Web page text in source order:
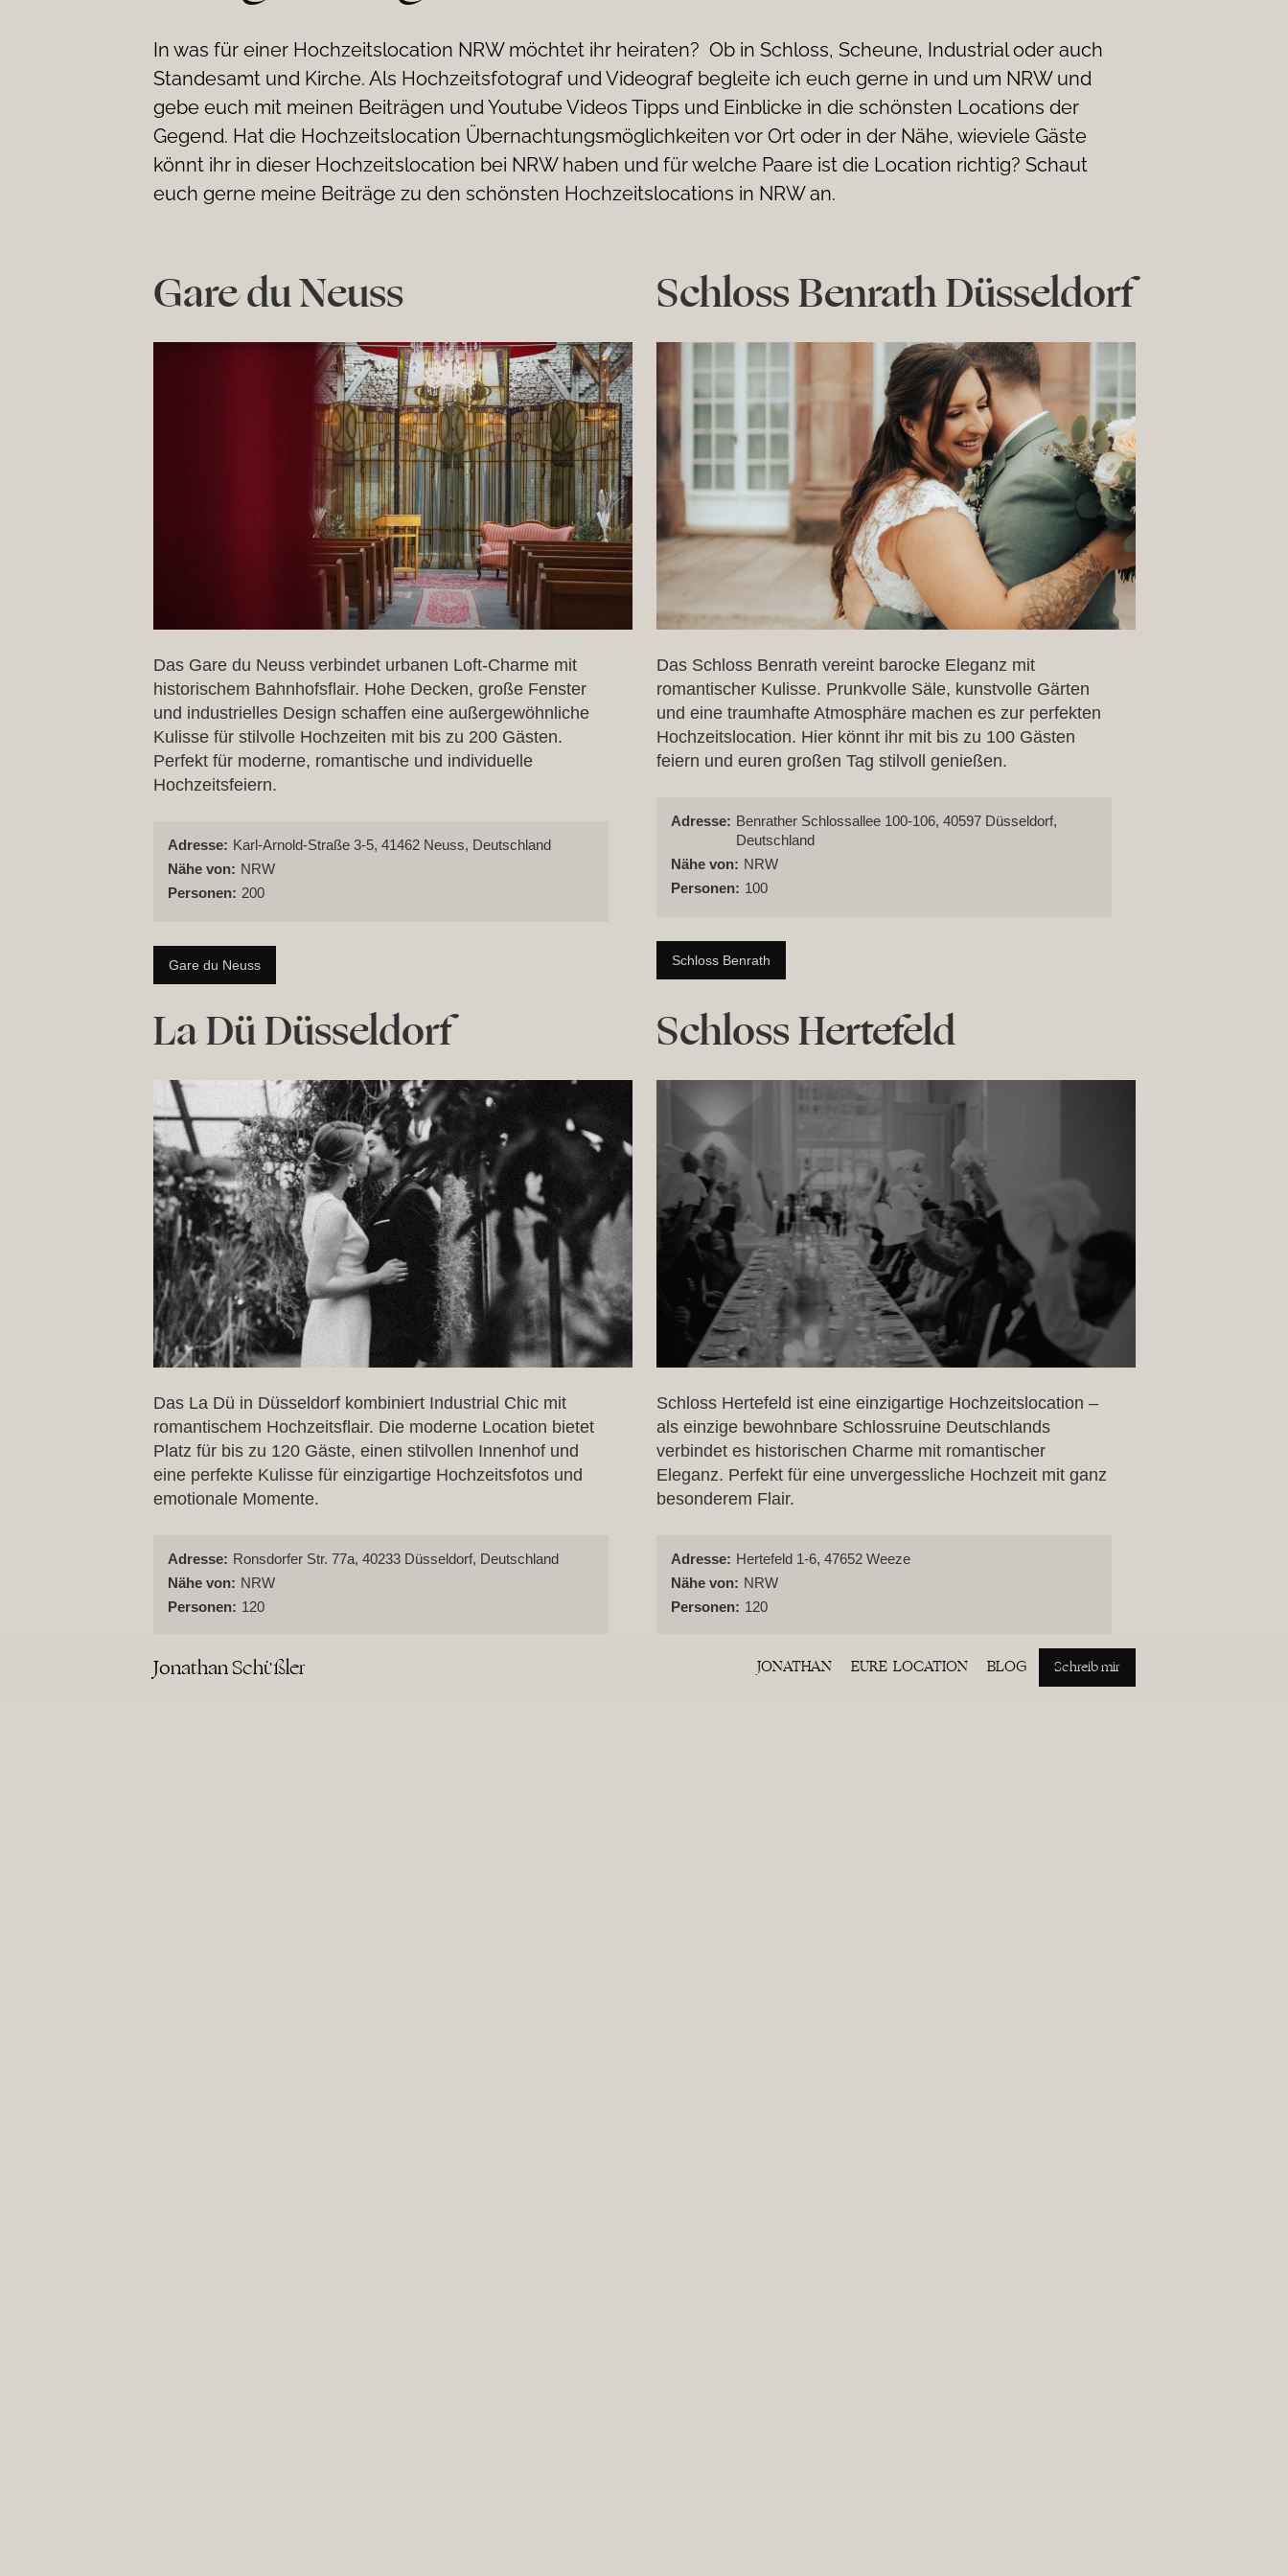
Jonathan Schüßler JONATHAN EURE LOCATION BLOG Schreib mir
In was für einer Hochzeitslocation NRW möchtet ihr heiraten? Ob in Schloss, Scheune, Industrial oder auch
Standesamt und Kirche. Als Hochzeitsfotograf und Videograf begleite ich euch gerne in und um NRW und
gebe euch mit meinen Beiträgen und Youtube Videos Tipps und Einblicke in die schönsten Locations der
Gegend. Hat die Hochzeitslocation Übernachtungsmöglichkeiten vor Ort oder in der Nähe, wieviele Gäste
könnt ihr in dieser Hochzeitslocation bei NRW haben und für welche Paare ist die Location richtig? Schaut
euch gerne meine Beiträge zu den schönsten Hochzeitslocations in NRW an.
Gare du Neuss
Das Gare du Neuss verbindet urbanen Loft-Charme mit
historischem Bahnhofsflair. Hohe Decken, große Fenster
und industrielles Design schaffen eine außergewöhnliche
Kulisse für stilvolle Hochzeiten mit bis zu 200 Gästen.
Perfekt für moderne, romantische und individuelle
Hochzeitsfeiern.
Adresse: Karl-Arnold-Straße 3-5, 41462 Neuss, Deutschland
Nähe von: NRW
Personen: 200
Gare du Neuss
Schloss Benrath Düsseldorf
Das Schloss Benrath vereint barocke Eleganz mit
romantischer Kulisse. Prunkvolle Säle, kunstvolle Gärten
und eine traumhafte Atmosphäre machen es zur perfekten
Hochzeitslocation. Hier könnt ihr mit bis zu 100 Gästen
feiern und euren großen Tag stilvoll genießen.
Adresse: Benrather Schlossallee 100-106, 40597 Düsseldorf,
Deutschland
Nähe von: NRW
Personen: 100
Schloss Benrath
La Dü Düsseldorf
Das La Dü in Düsseldorf kombiniert Industrial Chic mit
romantischem Hochzeitsflair. Die moderne Location bietet
Platz für bis zu 120 Gäste, einen stilvollen Innenhof und
eine perfekte Kulisse für einzigartige Hochzeitsfotos und
emotionale Momente.
Adresse: Ronsdorfer Str. 77a, 40233 Düsseldorf, Deutschland
Nähe von: NRW
Personen: 120
La Dü
Schloss Hertefeld
Schloss Hertefeld ist eine einzigartige Hochzeitslocation –
als einzige bewohnbare Schlossruine Deutschlands
verbindet es historischen Charme mit romantischer
Eleganz. Perfekt für eine unvergessliche Hochzeit mit ganz
besonderem Flair.
Adresse: Hertefeld 1-6, 47652 Weeze
Nähe von: NRW
Personen: 120
Schloss Hertefeld